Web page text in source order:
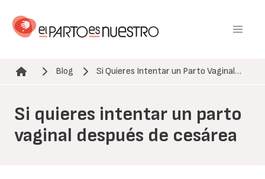
contenido
Ruta de navegación
Blog Si Quieres Intentar un Parto Vaginal…
Si quieres intentar un parto
vaginal después de cesárea